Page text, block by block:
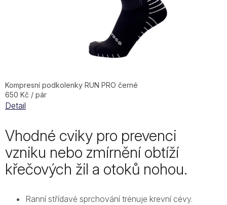
Kompresní podkolenky RUN PRO černé
650 Kč / pár
Detail
Vhodné cviky pro prevenci
vzniku nebo zmírnění obtíží
křečových žil a otoků nohou.
Ranní střídavé sprchování trénuje krevní cévy.